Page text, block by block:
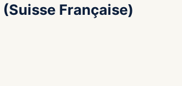
Française)